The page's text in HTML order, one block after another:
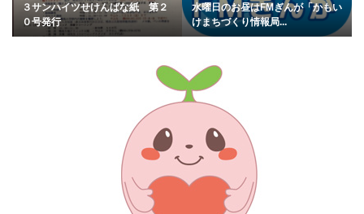
３サンハイツせけんばな紙 第２
０号発行
水曜日のお昼はFMぎんが「かもい
けまちづくり情報局...